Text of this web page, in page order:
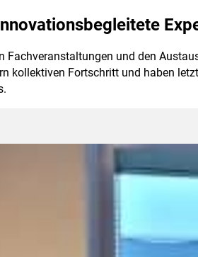
Fachveranstaltungen und den
kollektiven Fortschritt und haben